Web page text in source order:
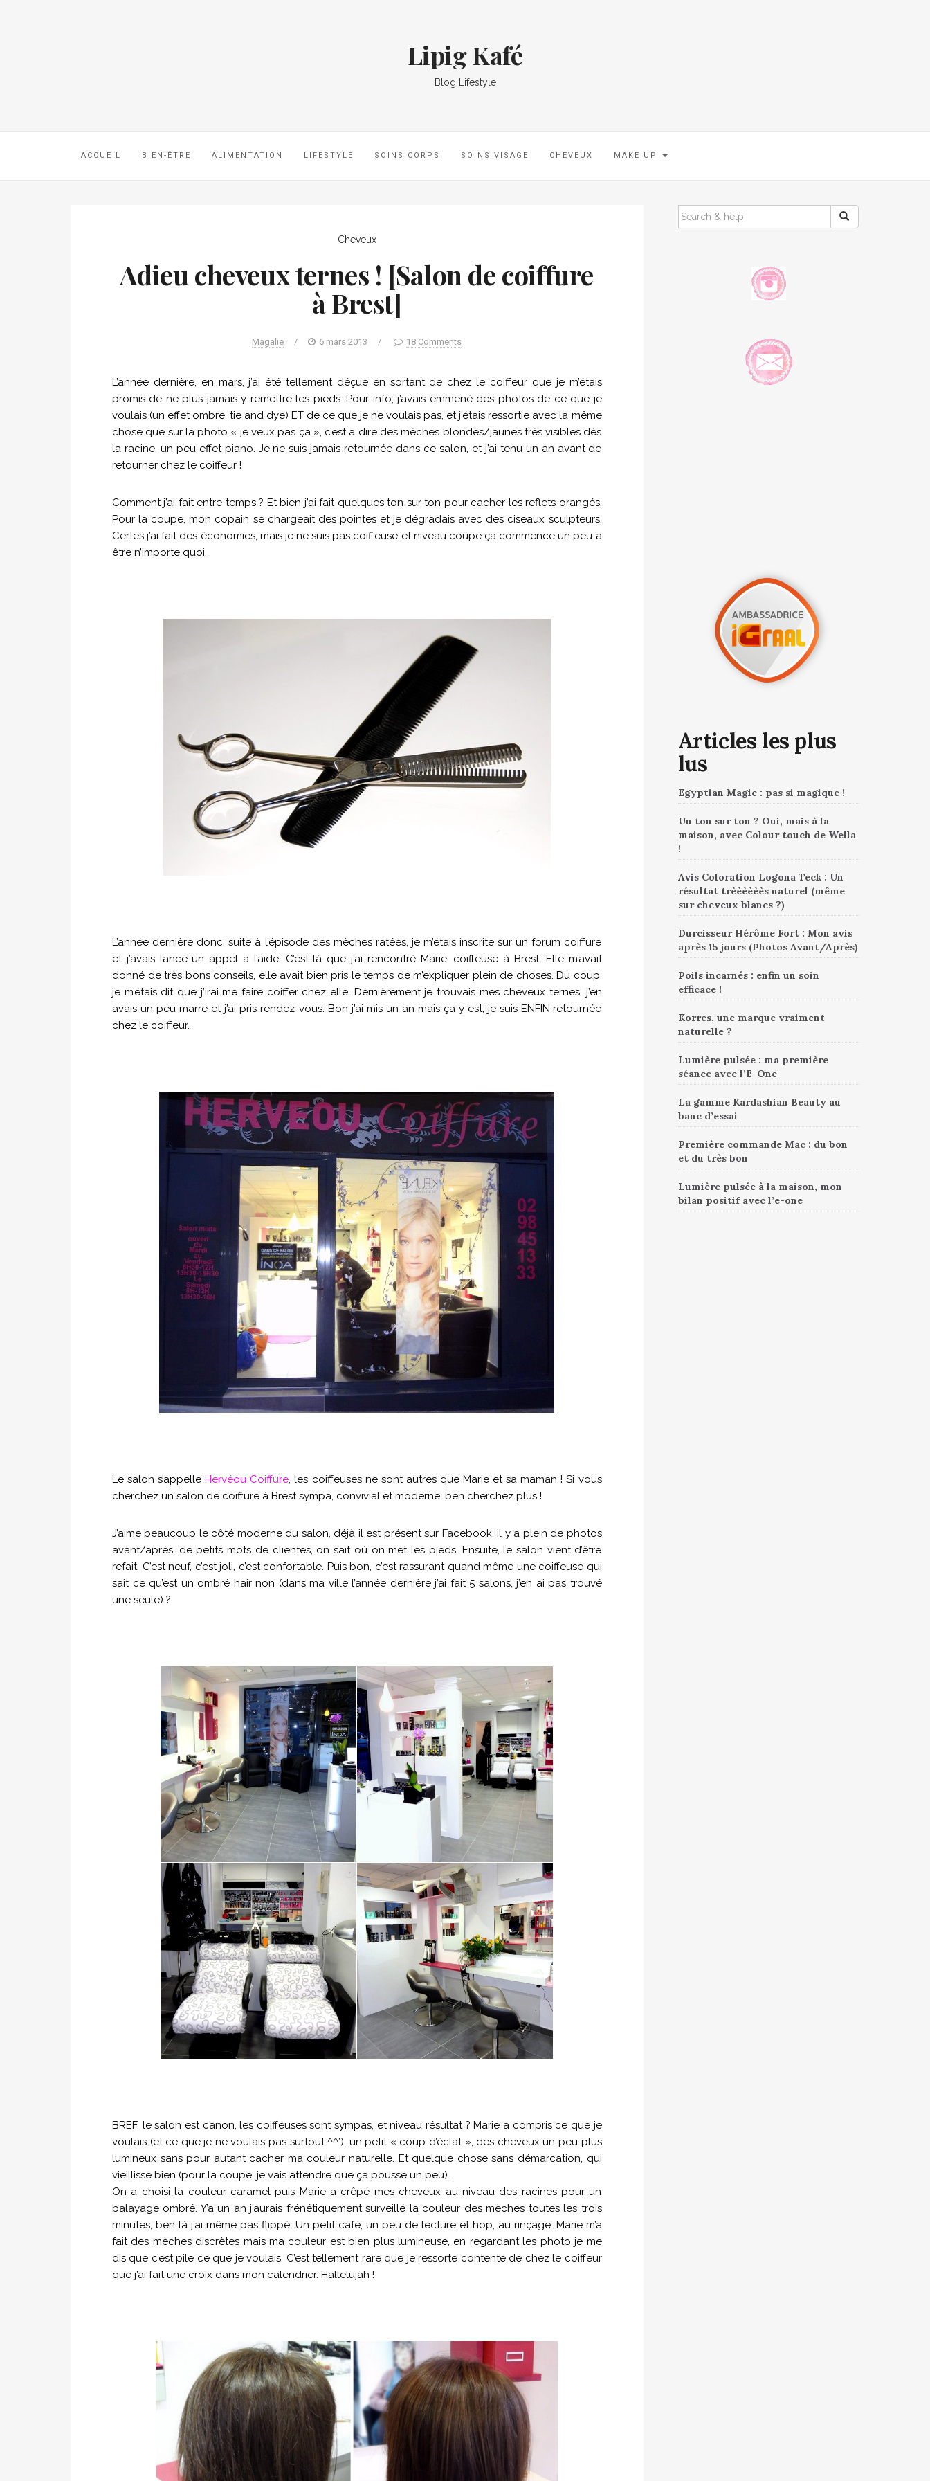
Lipig Kafé
Blog Lifestyle
ACCUEIL BIEN-ÊTRE ALIMENTATION LIFESTYLE SOINS CORPS SOINS VISAGE CHEVEUX MAKE UP
Cheveux
Adieu cheveux ternes ! [Salon de coiffure
à Brest]
Magalie / 6 mars 2013 / 18 Comments
L’année dernière, en mars, j’ai été tellement déçue en sortant de chez le coiffeur que je m’étais
promis de ne plus jamais y remettre les pieds. Pour info, j’avais emmené des photos de ce que je
voulais (un effet ombre, tie and dye) ET de ce que je ne voulais pas, et j’étais ressortie avec la même
chose que sur la photo « je veux pas ça », c’est à dire des mèches blondes/jaunes très visibles dès
la racine, un peu effet piano. Je ne suis jamais retournée dans ce salon, et j’ai tenu un an avant de
retourner chez le coiffeur !
Comment j’ai fait entre temps ? Et bien j’ai fait quelques ton sur ton pour cacher les reflets orangés.
Pour la coupe, mon copain se chargeait des pointes et je dégradais avec des ciseaux sculpteurs.
Certes j’ai fait des économies, mais je ne suis pas coiffeuse et niveau coupe ça commence un peu à
être n’importe quoi.
L’année dernière donc, suite à l’épisode des mèches ratées, je m’étais inscrite sur un forum coiffure
et j’avais lancé un appel à l’aide. C’est là que j’ai rencontré Marie, coiffeuse à Brest. Elle m’avait
donné de très bons conseils, elle avait bien pris le temps de m’expliquer plein de choses. Du coup,
je m’étais dit que j’irai me faire coiffer chez elle. Dernièrement je trouvais mes cheveux ternes, j’en
avais un peu marre et j’ai pris rendez-vous. Bon j’ai mis un an mais ça y est, je suis ENFIN retournée
chez le coiffeur.
Le salon s’appelleHervéou Coiffure, les coiffeuses ne sont autres que Marie et sa maman ! Si vous
cherchez un salon de coiffure à Brest sympa, convivial et moderne, ben cherchez plus !
J’aime beaucoup le côté moderne du salon, déjà il est présent sur Facebook, il y a plein de photos
avant/après, de petits mots de clientes, on sait où on met les pieds. Ensuite, le salon vient d’être
refait. C’est neuf, c’est joli, c’est confortable. Puis bon, c’est rassurant quand même une coiffeuse qui
sait ce qu’est un ombré hair non (dans ma ville l’année dernière j’ai fait 5 salons, j’en ai pas trouvé
une seule) ?
BREF, le salon est canon, les coiffeuses sont sympas, et niveau résultat ? Marie a compris ce que je
voulais (et ce que je ne voulais pas surtout ^^’), un petit « coup d’éclat », des cheveux un peu plus
lumineux sans pour autant cacher ma couleur naturelle. Et quelque chose sans démarcation, qui
vieillisse bien (pour la coupe, je vais attendre que ça pousse un peu).
On a choisi la couleur caramel puis Marie a crêpé mes cheveux au niveau des racines pour un
balayage ombré. Y’a un an j’aurais frénétiquement surveillé la couleur des mèches toutes les trois
minutes, ben là j’ai même pas flippé. Un petit café, un peu de lecture et hop, au rinçage. Marie m’a
fait des mèches discrètes mais ma couleur est bien plus lumineuse, en regardant les photo je me
dis que c’est pile ce que je voulais. C’est tellement rare que je ressorte contente de chez le coiffeur
que j’ai fait une croix dans mon calendrier. Hallelujah !
SEARCH
FOR:
Articles les plus
lus
Egyptian Magic : pas si magique !
Un ton sur ton ? Oui, mais à la
maison, avec Colour touch de Wella
!
Avis Coloration Logona Teck : Un
résultat trèèèèèès naturel (même
sur cheveux blancs ?)
Durcisseur Hérôme Fort : Mon avis
après 15 jours (Photos Avant/Après)
Poils incarnés : enfin un soin
efficace !
Korres, une marque vraiment
naturelle ?
Lumière pulsée : ma première
séance avec l’E-One
La gamme Kardashian Beauty au
banc d’essai
Première commande Mac : du bon
et du très bon
Lumière pulsée à la maison, mon
bilan positif avec l’e-one